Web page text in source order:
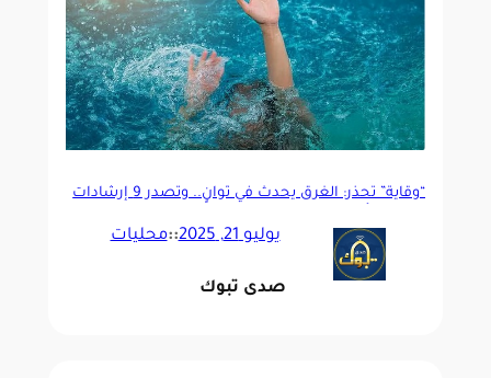
“وقاية” تحذّر: الغرق يحدث في ثوانٍ.. وتصدر 9 إرشادات
يوليو 21, 2025 ::محليات
صدى تبوك